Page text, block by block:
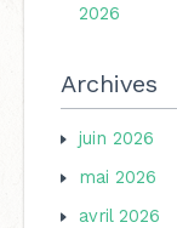
2026
Archives
juin 2026
mai 2026
avril 2026